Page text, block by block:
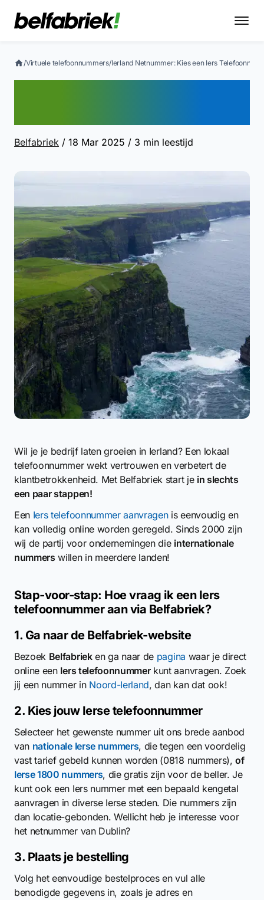
/Virtuele telefoonnummers/Ierland Netnummer: Kies een Iers
Belfabriek / 18 Mar 2025 / 3 min leestijd
Wil je je bedrijf laten groeien in Ierland? Een lokaal
telefoonnummer wekt vertrouwen en verbetert de
klantbetrokkenheid. Met Belfabriek start je in slechts
een paar stappen!
Een Iers telefoonnummer aanvragenis eenvoudig en
kan volledig online worden geregeld. Sinds 2000 zijn
wij de partij voor ondernemingen die internationale
nummers willen in meerdere landen!
Stap-voor-stap: Hoe vraag ik een Iers
telefoonnummer aan via Belfabriek?
1. Ga naar de Belfabriek-website
Bezoek Belfabrieken ga naar de pagina waar je direct
online een Iers telefoonnummerkunt aanvragen. Zoek
jij een nummer in Noord-Ierland, dan kan dat ook!
2. Kies jouw Ierse telefoonnummer
Selecteer het gewenste nummer uit ons brede aanbod
van nationale Ierse nummers, die tegen een voordelig
vast tarief gebeld kunnen worden (0818 nummers),of
Ierse 1800 nummers, die gratis zijn voor de beller. Je
kunt ook een Iers nummer met een bepaald kengetal
aanvragen in diverse Ierse steden. Die nummers zijn
dan locatie-gebonden. Wellicht heb je interesse voor
het netnummer van Dublin?
3. Plaats je bestelling
Volg het eenvoudige bestelproces en vul alle
benodigde gegevens in, zoals je adres en